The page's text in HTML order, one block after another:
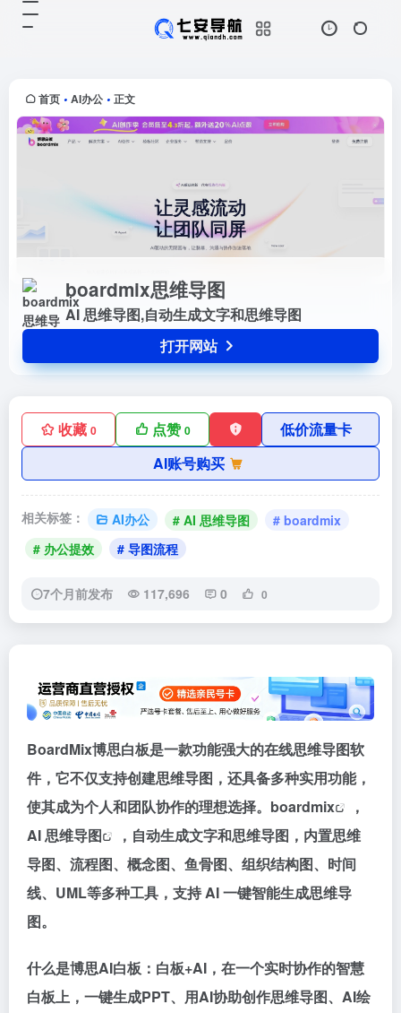
首页 • AI办公 • 正文
boardmix思维导图
AI 思维导图,自动生成文字和思维导图
打开网站
收藏 0 点赞0
低价流量卡
AI账号购买
相关标签： AI办公 # AI 思维导图
# boardmix
# 办公提效
# 导图流程
7个月前发布 117,696 0 0
BoardMix博思白板是一款功能强大的在线思维导图软
件，它不仅支持创建思维导图，还具备多种实用功能，
使其成为个人和团队协作的理想选择。 boardmix
，
AI 思维导图
，自动生成文字和思维导图，内置思维
导图、流程图、概念图、鱼骨图、组织结构图、时间
线、UML等多种工具，支持 AI 一键智能生成思维导
图。
什么是博思AI白板：白板+AI，在一个实时协作的智慧
白板上，一键生成PPT、用AI协助创作思维导图、AI绘